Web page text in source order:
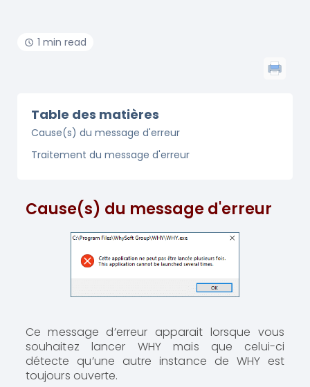
1 min read
Table des matières
Cause(s) du message d'erreur
Traitement du message d'erreur
Cause(s) du message d'erreur
Ce message d’erreur apparait lorsque vous
souhaitez lancer WHY mais que celui-ci
détecte qu’une autre instance de WHY est
toujours ouverte.